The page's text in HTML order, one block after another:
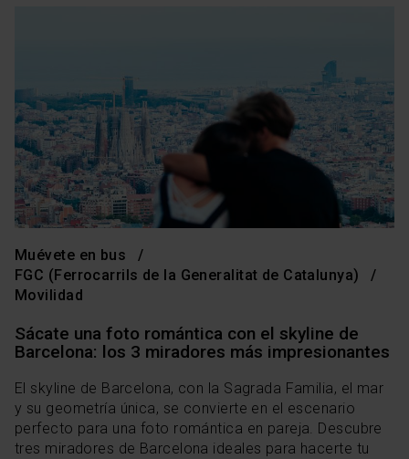
Muévete en bus
FGC (Ferrocarrils de la Generalitat de Catalunya)
Movilidad
Sácate una foto romántica con el skyline de
Barcelona: los 3 miradores más impresionantes
El skyline de Barcelona, con la Sagrada Familia, el mar
y su geometría única, se convierte en el escenario
perfecto para una foto romántica en pareja. Descubre
tres miradores de Barcelona ideales para hacerte tu